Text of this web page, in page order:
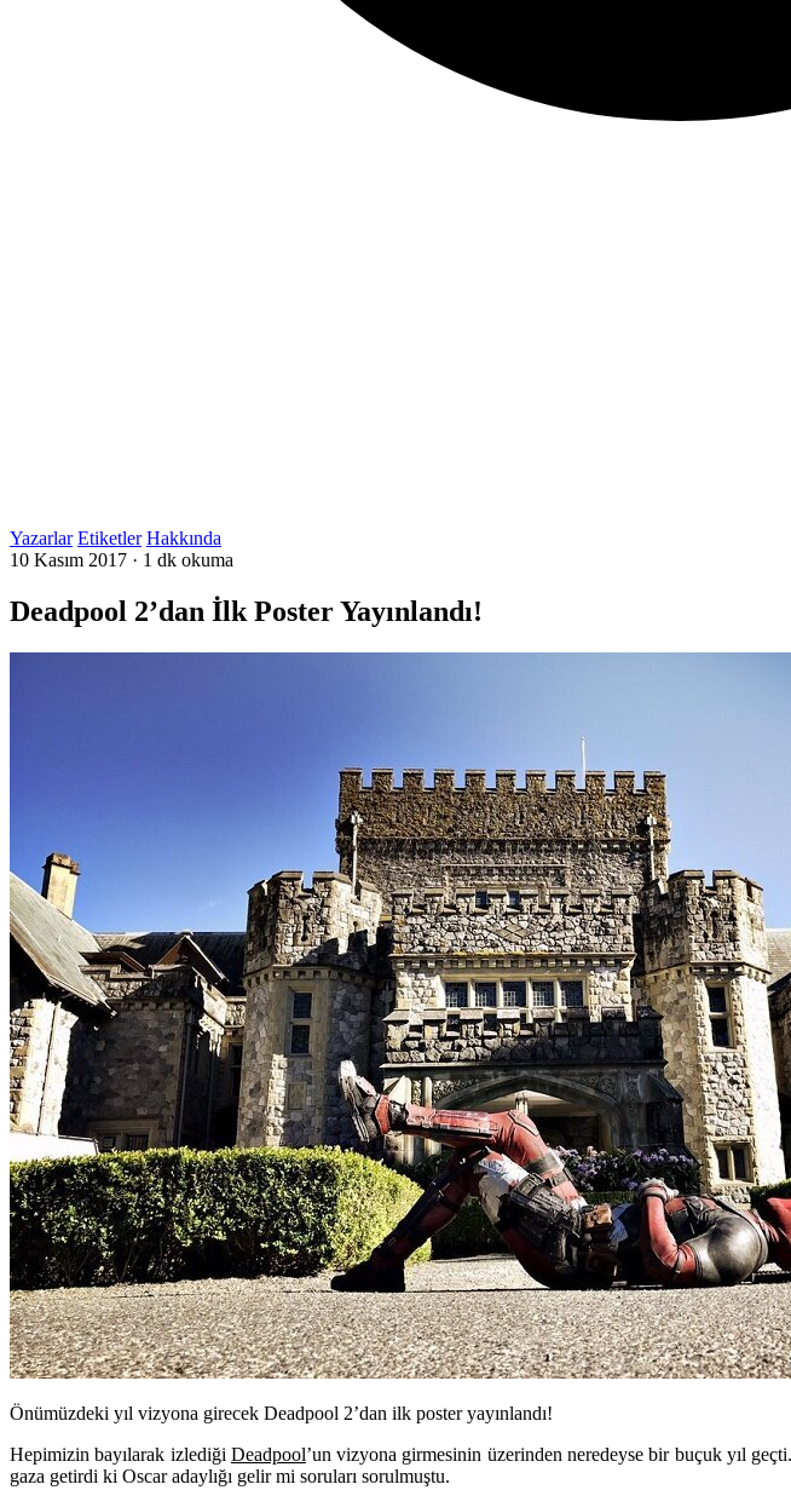
Yazarlar Etiketler Hakkında
10 Kasım 2017 · 1 dk okuma
Deadpool 2’dan İlk Poster Yayınlandı!
Önümüzdeki yıl vizyona girecek Deadpool 2’dan ilk poster yayınlandı!
Hepimizin bayılarak izlediği Deadpool’un vizyona girmesinin üzerinden neredeyse bir buçuk yıl
gaza getirdi ki Oscar adaylığı gelir mi soruları sorulmuştu.